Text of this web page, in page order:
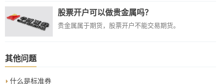
2211合约均跌停，2302合约逼近跌停。最新消息显示，
LME将允许会员单位继续推进镍仓位的转移。
股票开户可以做贵金属吗？
贵金属属于期货，股票开户不能交易期货。
其他问题
什么是标准券